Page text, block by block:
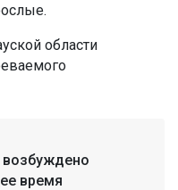
области
время